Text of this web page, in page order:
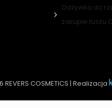
Odżywka do
zakupie tuszu
REVERS COSMETICS | Realizacja